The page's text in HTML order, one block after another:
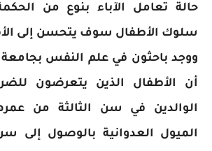
حالة تعامل الآباء بنوع من
سلوك الأطفال سوف يتحسن إلى
ووجد باحثون في علم النفس بجامعة
أن الأطفال الذين يتعرضون
الوالدين في سن الثالثة من
الميول العدوانية بالوصول إلى